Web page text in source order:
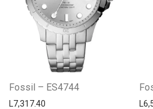
Fossil – ES4744
L7,317.40 L